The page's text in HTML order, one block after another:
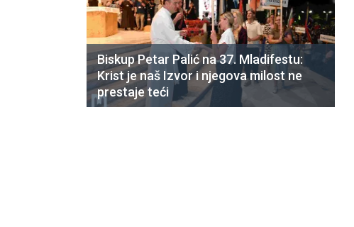
Biskup Petar Palić na 37. Mladifestu:
Krist je naš Izvor i njegova milost ne
prestaje teći
CNAK
Kad se nasilje pretvara u optužnicu